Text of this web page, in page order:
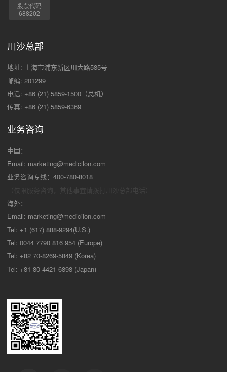
股票代码
688202
川沙总部
地址: 上海市浦东新区川大路585号
邮编: 201299
电话: +86 (21) 5859-1500（总机）
传真: +86 (21) 5859-6369
业务咨询
中国：
Email: marketing@medicilon.com
业务咨询专线：400-780-8018
海外：
Email: marketing@medicilon.com
Tel: +1 (617) 888-9294(U.S.)
Tel: 0044 7790 816 954 (Europe)
Tel: +82 70-8269-5849 (Korea)
Tel: +81 80-4421-6898 (Japan)